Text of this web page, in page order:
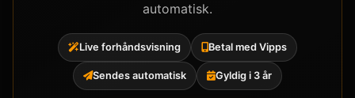
automatisk.
Live forhåndsvisning Betal med Vipps
Sendes automatisk Gyldig i 3 år